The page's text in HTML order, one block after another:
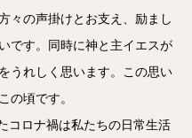
々の声掛けとお支え、励まし
です。同時に神と主イエスが
うれしく思います。この思い
の頃です。
ロナ禍は私たちの日常生活